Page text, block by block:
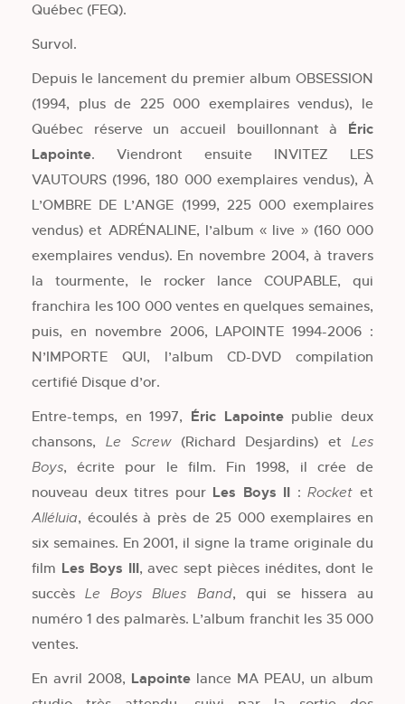
Québec (FEQ).
Survol.
Depuis le lancement du premier album OBSESSION
(1994, plus de 225 000 exemplaires vendus), le
Québec réserve un accueil bouillonnant à Éric
Lapointe. Viendront ensuite INVITEZ LES
VAUTOURS (1996, 180 000 exemplaires vendus), À
L’OMBRE DE L’ANGE (1999, 225 000 exemplaires
vendus) et ADRÉNALINE, l’album « live » (160 000
exemplaires vendus). En novembre 2004, à travers
la tourmente, le rocker lance COUPABLE, qui
franchira les 100 000 ventes en quelques semaines,
puis, en novembre 2006, LAPOINTE 1994-2006 :
N’IMPORTE QUI, l’album CD-DVD compilation
certifié Disque d’or.
Entre-temps, en 1997, Éric Lapointepublie deux
chansons, Le Screw(Richard Desjardins) etLes
Boys, écrite pour le film. Fin 1998, il crée de
nouveau deux titres pour Les Boys II :Rocketet
Alléluia, écoulés à près de 25 000 exemplaires en
six semaines. En 2001, il signe la trame originale du
film Les Boys III, avec sept pièces inédites, dont le
succèsLe Boys Blues Band, qui se hissera au
numéro 1 des palmarès. L’album franchit les 35 000
ventes.
En avril 2008, Lapointe lance MA PEAU, un album